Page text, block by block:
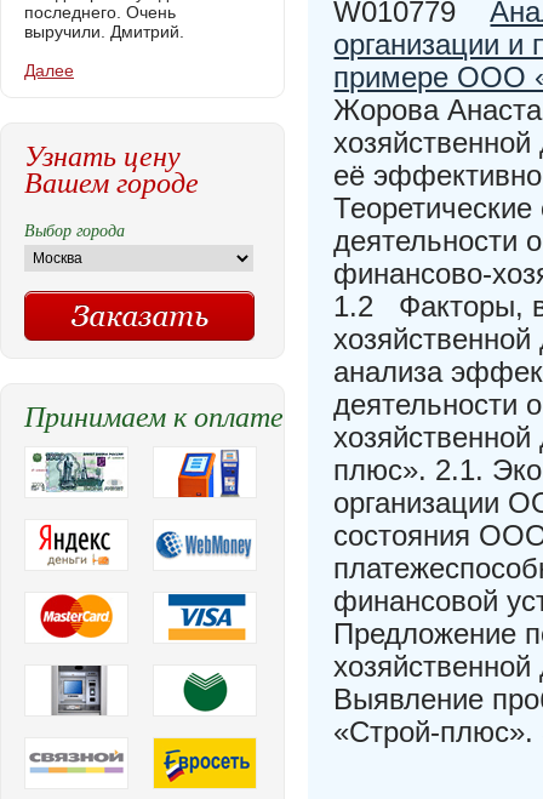
W010779
организации
примере ООО
Жорова
её
деятельности
финансово-
1.2 Факторы,
анализа
деятельности
плюс». 2.1.
организации
состояния
финансовой
Предложение
Выявление
«Строй-
последнего. Очень
выручили. Дмитрий.
Далее
Узнать цену
Вашем городе
Выбор города
Принимаем к оплате